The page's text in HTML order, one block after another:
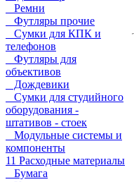
Ремни
Футляры прочие
Сумки для КПК и
телефонов
Футляры для
объективов
Дождевики
Сумки для студийного
оборудования -
штативов - стоек
Модульные системы и
компоненты
11 Расходные материалы
Бумага